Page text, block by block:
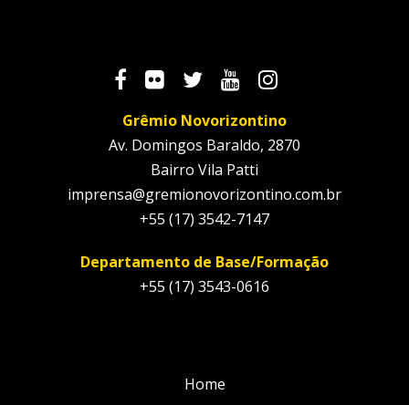
Grêmio Novorizontino
Av. Domingos Baraldo, 2870
Bairro Vila Patti
imprensa@gremionovorizontino.com.br
+55 (17) 3542-7147
Departamento de Base/Formação
+55 (17) 3543-0616
Home